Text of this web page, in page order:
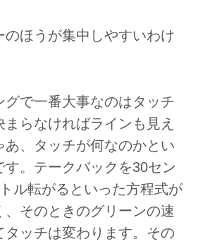
のほうが集中しやすいわけ
グで一番大事なのはタッチ
らなければラインも見え
あ、タッチが何なのかとい
す。テークバックを30セン
ル転がるといった方程式が
、そのときのグリーンの速
タッチは変わります。その